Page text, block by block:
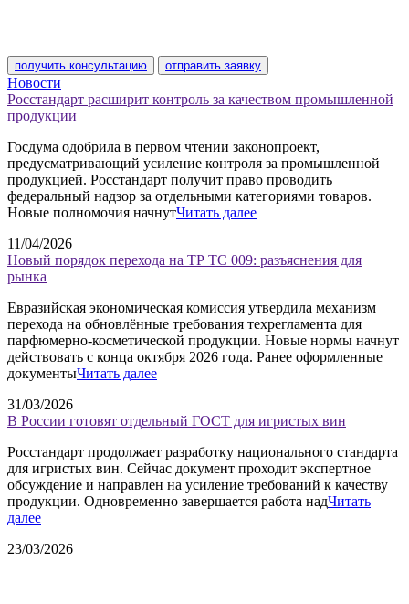
получить консультацию отправить заявку
Новости
Росстандарт расширит контроль за качеством промышленной
продукции
Госдума одобрила в первом чтении законопроект,
предусматривающий усиление контроля за промышленной
продукцией. Росстандарт получит право проводить
федеральный надзор за отдельными категориями товаров.
Новые полномочия начнутЧитать далее
11/04/2026
Новый порядок перехода на ТР ТС 009: разъяснения для
рынка
Евразийская экономическая комиссия утвердила механизм
перехода на обновлённые требования техрегламента для
парфюмерно-косметической продукции. Новые нормы начнут
действовать с конца октября 2026 года. Ранее оформленные
документыЧитать далее
31/03/2026
В России готовят отдельный ГОСТ для игристых вин
Росстандарт продолжает разработку национального стандарта
для игристых вин. Сейчас документ проходит экспертное
обсуждение и направлен на усиление требований к качеству
продукции. Одновременно завершается работа надЧитать
далее
23/03/2026